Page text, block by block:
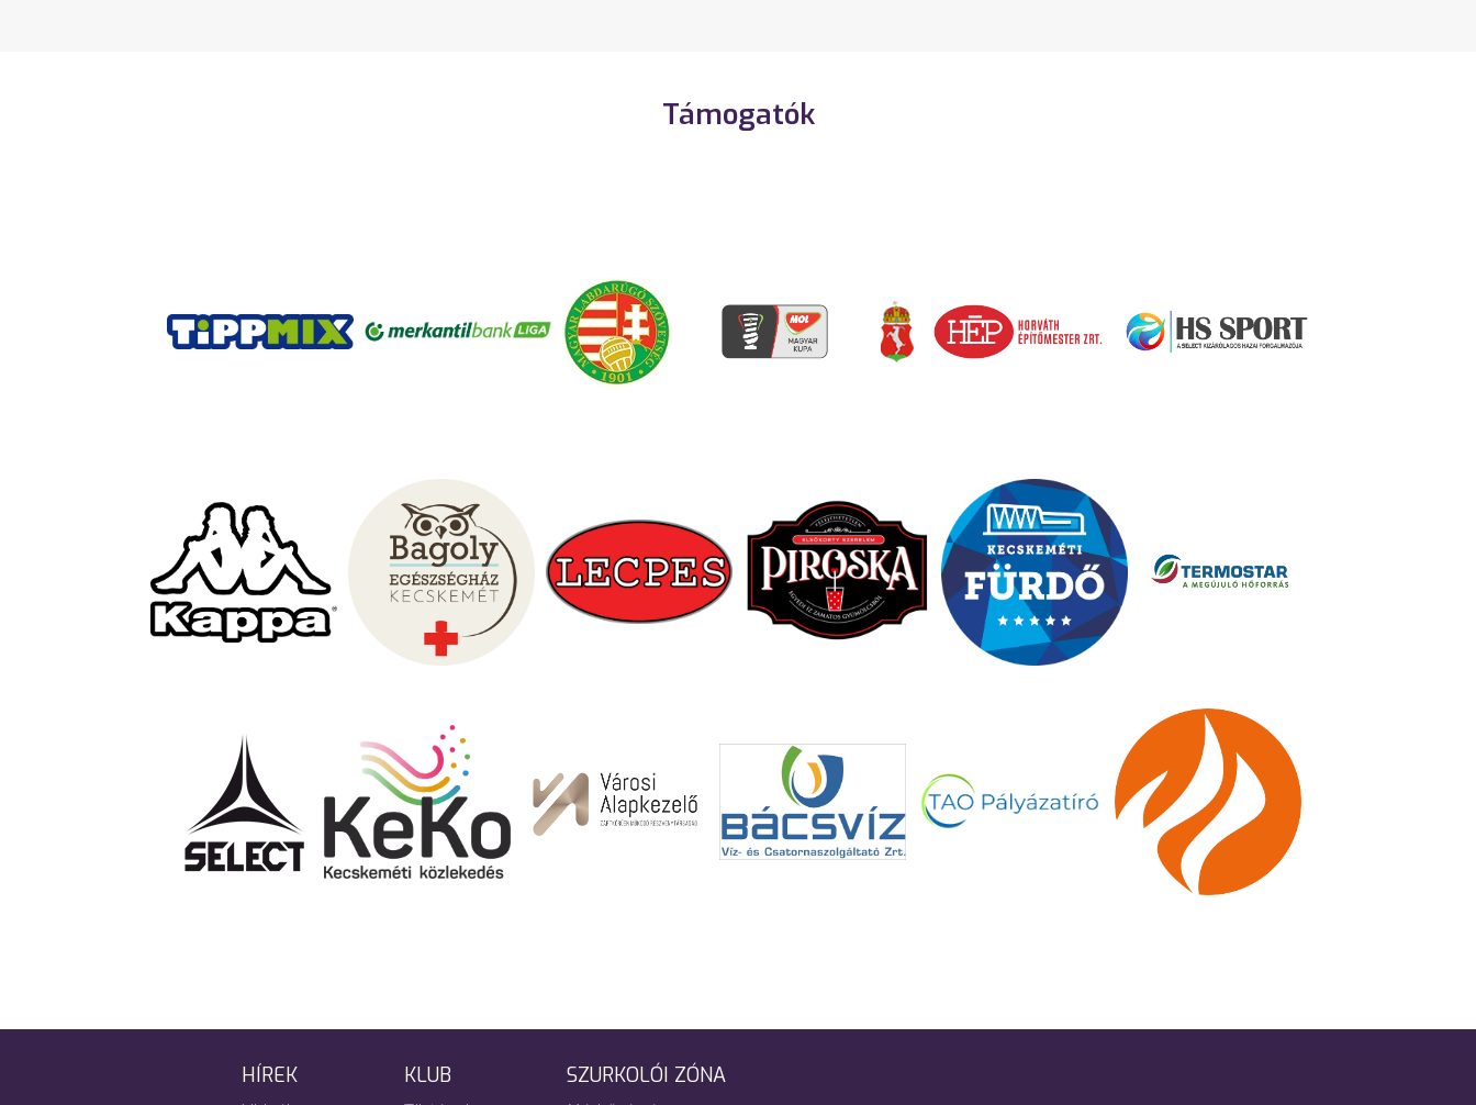
Támogatók
HÍREK KLUB SZURKOLÓI ZÓNA